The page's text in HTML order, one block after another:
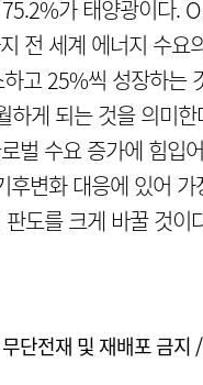
가 태양광이다.
전 세계 에너지 수요
고 25%씩 성장하는
하게 되는 것을 의미
벌 수요 증가에 힘입
후변화 대응에 있어
도를 크게 바꿀 것이
단전재 및 재배포 금지